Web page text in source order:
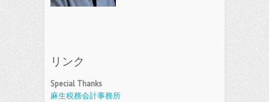
リンク
Special Thanks
麻生税務会計事務所